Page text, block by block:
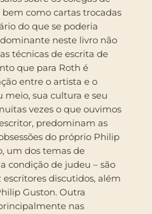
como cartas trocadas
do que se poderia
neste livro não
técnicas de escrita de
que para Roth é
entre o artista e o
meio, sua cultura e seu
vezes o que ouvimos
predominam as
do próprio Philip
um dos temas de
condição de judeu – são
escritores discutidos, além
Guston. Outra
nas